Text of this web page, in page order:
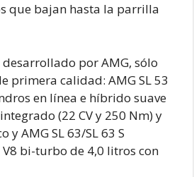
que bajan hasta la parrilla
por AMG, sólo
primera calidad: AMG SL 53
en línea e híbrido suave
(22 CV y 250 Nm) y
y AMG SL 63/SL 63 S
bi-turbo de 4,0 litros con